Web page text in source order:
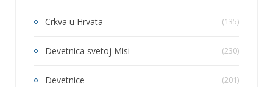
Crkva u Hrvata (135)
Devetnica svetoj Misi (230)
Devetnice (201)